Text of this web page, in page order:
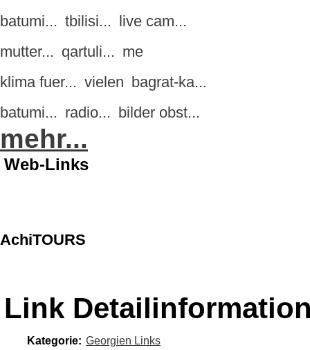
batumi... tbilisi... live cam...
mutter... qartuli... me
klima fuer... vielen bagrat-ka...
batumi... radio... bilder obst...
mehr...
Web-Links
AchiTOURS
Link
Kategorie: Georgien Links